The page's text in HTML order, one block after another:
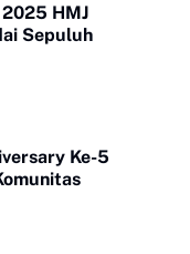
HMJ
Sepuluh
Ke-5